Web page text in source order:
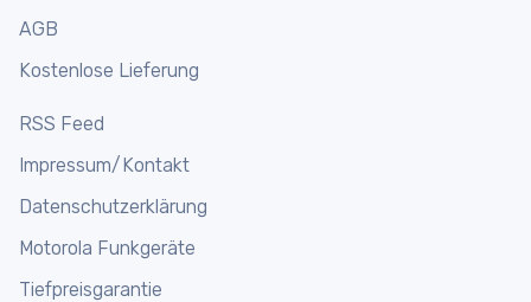
AGB
Kostenlose Lieferung
RSS Feed
Impressum/Kontakt
Datenschutzerklärung
Motorola Funkgeräte
Tiefpreisgarantie